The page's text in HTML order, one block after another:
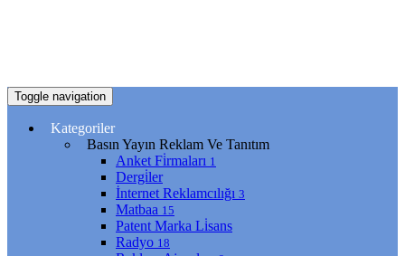
Toggle navigation
Kategoriler
Basın Yayın Reklam Ve Tanıtım
Anket Fi̇rmaları 1
Dergi̇ler
İnternet Reklamcılığı 3
Matbaa 15
Patent Marka Li̇sans
Radyo 18